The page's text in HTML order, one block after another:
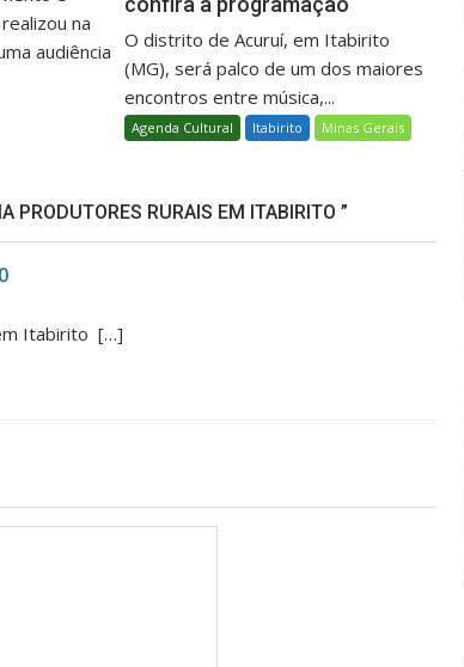
na
audiência
O distrito de Acuruí, em Itabirito
(MG), será palco de um dos maiores
encontros entre música,...
Agenda Cultural Itabirito Minas Gerais
PRODUTORES RURAIS EM ITABIRITO ”
Itabirito […]